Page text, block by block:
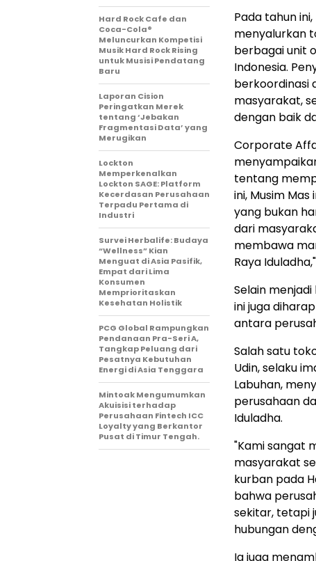
Pada tahun
menyalurkan
berbagai unit
Indonesia.
berkoordinasi
masyarakat,
dengan baik
Corporate
tentang
ini, Musim
yang bukan
dari
membawa
Raya
Selain
ini juga
antara
Salah satu
Udin, selaku
Labuhan,
perusahaan
Iduladha.
"Kami sangat
masyarakat
kurban pada
bahwa
sekitar, tetapi
hubungan
Ia juga
Hard Rock Cafe dan
Coca-Cola®
Meluncurkan Kompetisi
Musik Hard Rock Rising
untuk Musisi Pendatang
Baru
Laporan Cision
Peringatkan Merek
tentang ‘Jebakan
Fragmentasi Data’ yang
Merugikan
Lockton
Memperkenalkan
Lockton SAGE: Platform
Kecerdasan Perusahaan
Terpadu Pertama di
Industri
Survei Herbalife: Budaya
“Wellness” Kian
Menguat di Asia Pasifik,
Empat dari Lima
Konsumen
Memprioritaskan
Kesehatan Holistik
PCG Global Rampungkan
Pendanaan Pra-Seri A,
Tangkap Peluang dari
Pesatnya Kebutuhan
Energi di Asia Tenggara
Mintoak Mengumumkan
Akuisisi terhadap
Perusahaan Fintech ICC
Loyalty yang Berkantor
Pusat di Timur Tengah.